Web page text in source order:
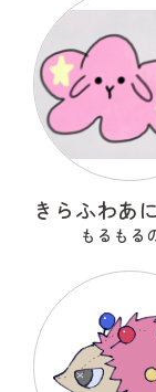
もるもる